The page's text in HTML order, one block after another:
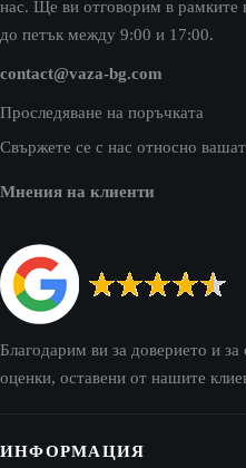
нас. Ще ви отговорим в рамките
до петък между 9:00 и 17:00.
contact@vaza-bg.com
Проследяване на поръчката
Свържете се с нас относно
Мнения на клиенти
Благодарим ви за доверието и
оценки, оставени от нашите
ИНФОРМАЦИЯ